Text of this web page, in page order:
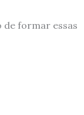
de formar essas